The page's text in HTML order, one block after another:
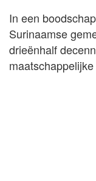
In een
Surinaamse
drieënhalf